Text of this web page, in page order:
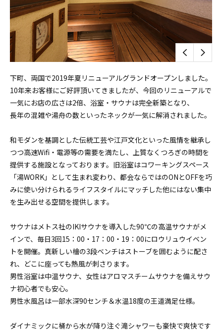
下町、両国で2019年夏リニューアルグランドオープンしました。
10年来お客様にご好評頂いてきましたが、今回のリニューアルで
一気にお店の広さは2倍、浴室・サウナは完全新築となり、
長年の混雑や湯舟の数といったネックが一気に解消されました。
和モダンを基調とした伝統工芸や江戸文化といった風情を継承し
つつ高速Wifi・電源等の需要を満たし、上質なくつろぎの時間を
提供する施設となっております。旧浴室はコワーキングスペース
「湯WORK」として生まれ変わり、都会ならではのONとOFFを巧
みに使い分けられるライフスタイルにマッチした他にはない集中
を生み出せる空間を提供します。
サウナはメトス社のIKIサウナを導入した90℃の高温サウナがメ
インで、毎日3回15：00・17：00・19：00にロウリュウイベン
トを開催。真新しい檜の3段ベンチはストーブを囲むように配さ
れ、どこに座っても熱風が刺さります。
男性浴室は中温サウナ、女性はアロマスチームサウナを備えサウ
ナ初心者でも安心。
男性水風呂は一部水深90センチ＆水温18度の王道満足仕様。
ダイナミックに桶から水が降り注ぐ滝シャワーも豪快で爽快です